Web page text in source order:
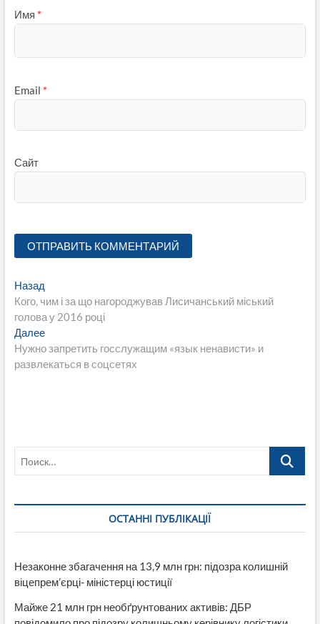
Имя *
Email *
Сайт
Навигация
по
записям
НазадПредыдущая
запись:
Кого, чим і за що нагороджував Лисичанський міський
голова у 2016 році
ДалееСледующая
запись:
Нужно запретить госслужащим «язык ненависти» и
развлекаться в соцсетях
Поиск…
ОСТАННІ ПУБЛІКАЦІЇ
Незаконне збагачення на 13,9 млн грн: підозра колишній
віцепрем’єрці- міністерці юстиції
Майже 21 млн грн необґрунтованих активів: ДБР